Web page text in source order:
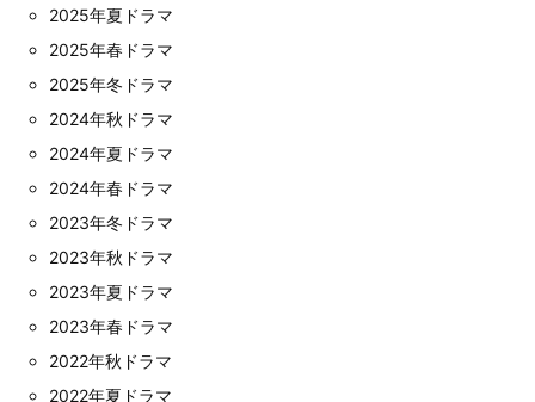
2025年夏ドラマ
2025年春ドラマ
2025年冬ドラマ
2024年秋ドラマ
2024年夏ドラマ
2024年春ドラマ
2023年冬ドラマ
2023年秋ドラマ
2023年夏ドラマ
2023年春ドラマ
2022年秋ドラマ
2022年夏ドラマ